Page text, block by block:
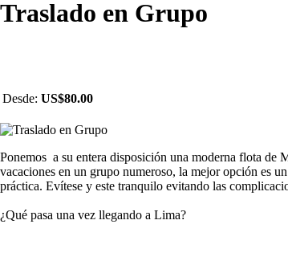
Traslado en Grupo
Desde: US$80.00
Ponemos a su entera disposición una moderna flota de
vacaciones en un grupo numeroso, la mejor opción es
práctica. Evítese y este tranquilo evitando las
¿Qué pasa una vez llegando a Lima?